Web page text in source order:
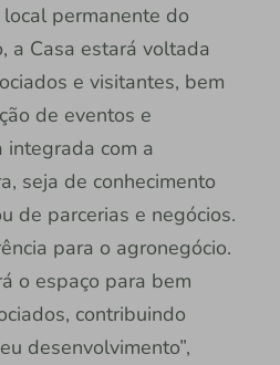
permanente do
a Casa estará voltada
e visitantes, bem
de eventos e
com a
seja de conhecimento
de parcerias e negócios.
para o agronegócio.
o espaço para bem
contribuindo
desenvolvimento”,